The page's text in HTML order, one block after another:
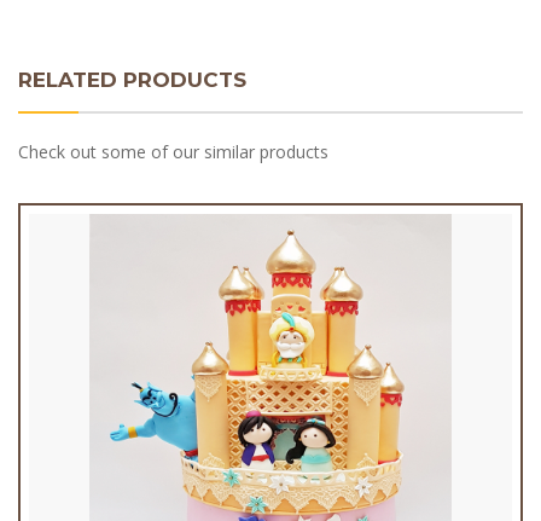
RELATED PRODUCTS
Check out some of our similar products